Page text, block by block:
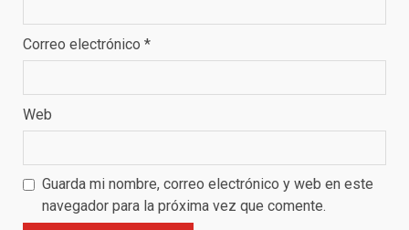
Correo electrónico *
Web
Guarda mi nombre, correo electrónico y web en este
navegador para la próxima vez que comente.